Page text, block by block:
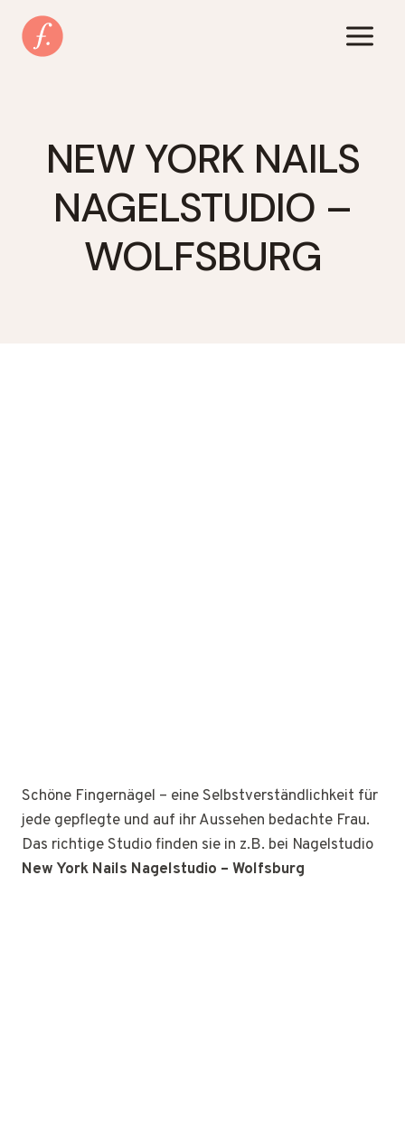
Inhalt
springen
NEW YORK NAILS
NAGELSTUDIO –
WOLFSBURG
Schöne Fingernägel – eine Selbstverständlichkeit für
jede gepflegte und auf ihr Aussehen bedachte Frau.
Das richtige Studio finden sie in z.B. bei Nagelstudio
New York Nails Nagelstudio – Wolfsburg